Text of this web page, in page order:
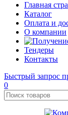
Главная
Каталог
Оплата и
О компании
Тендеры
Контакты
Быстрый запрос
0